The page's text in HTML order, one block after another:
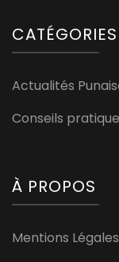
CATÉGORIES
Actualités
Conseils
À PROPOS
Mentions Légales